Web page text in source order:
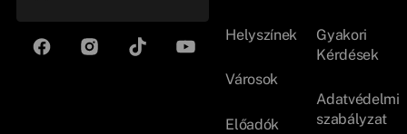
Helyszínek
Városok
Előadók
Gyakori
Kérdések
Adatvédelmi
szabályzat